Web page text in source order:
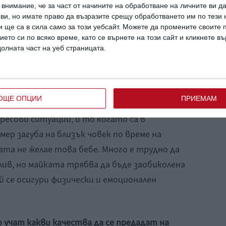
че за част от начините на обработване на личните ви
ви, но имате право да възразите срещу обработването им по тези
ще са в сила само за този уебсайт. Можете да промените своите
си по всяко време, като се върнете на този сайт и кликнете
част на уеб страницата.
ОПЦИИ ПРИЕМАМ
щастливи, бъдете радостни!”, но това не
може да се направи, за да се защити
на които е подложена майката?
психология твърди, че
който жената преживява и без да
въздействие върху детето.
ситуации, и то когато са в
загуба на близък човек по време на
не желае това бебе. Много е трудно да
но майката трябва да бъде заобиколена
осигури физически и емоционален
какви качества да се предадат на